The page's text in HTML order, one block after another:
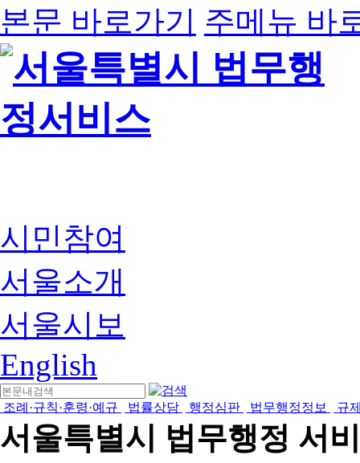
본문 바로가기 주메뉴 바
시민참여
서울소개
서울시보
English
조례·규칙·훈령·예규 법률상담 행정심판 법무행정정보 규
서울특별시 법무행정 서